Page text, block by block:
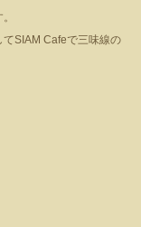
SIAM Cafeで三味線の